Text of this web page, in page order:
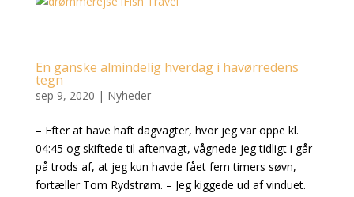
En ganske almindelig hverdag i havørredens
tegn
sep 9, 2020 | Nyheder
– Efter at have haft dagvagter, hvor jeg var oppe kl.
04:45 og skiftede til aftenvagt, vågnede jeg tidligt i går
på trods af, at jeg kun havde fået fem timers søvn,
fortæller Tom Rydstrøm. – Jeg kiggede ud af vinduet.